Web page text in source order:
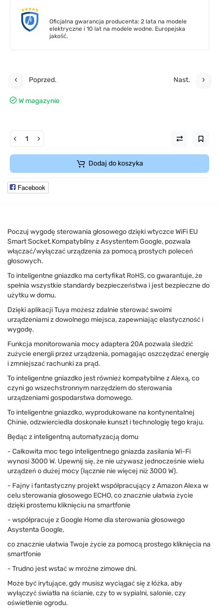
Oficjalna gwarancja producenta: 2 lata na modele
elektryczne i 10 lat na modele wodne. Europejska
jakość.
Poprzed. Nast.
W magazynie
Dodaj do koszyka
Facebook
Poczuj wygodę sterowania głosowego dzięki wtyczce WiFi EU
Smart Socket.Kompatybilny z Asystentem Google, pozwala
włączać/wyłączać urządzenia za pomocą prostych poleceń
głosowych.
To inteligentne gniazdko ma certyfikat RoHS, co gwarantuje, że
spełnia wszystkie standardy bezpieczeństwa i jest bezpieczne do
użytku w domu.
Dzięki aplikacji Tuya możesz zdalnie sterować swoimi
urządzeniami z dowolnego miejsca, zapewniając elastyczność i
wygodę.
Funkcja monitorowania mocy adaptera 20A pozwala śledzić
zużycie energii przez urządzenia, pomagając oszczędzać energię
i zmniejszać rachunki za prąd.
To inteligentne gniazdko jest również kompatybilne z Alexą, co
czyni go wszechstronnym narzędziem do sterowania
urządzeniami gospodarstwa domowego.
To inteligentne gniazdko, wyprodukowane na kontynentalnej
Chinie, odzwierciedla doskonałe kunszt i technologię tego kraju.
Będąc z inteligentną automatyzacją domu
- Całkowita moc tego inteligentnego gniazda zasilania Wi-Fi
wynosi 3000 W. Upewnij się, że nie używasz jednocześnie wielu
urządzeń o dużej mocy (łącznie nie więcej niż 3000 W).
- Fajny i fantastyczny projekt współpracujący z Amazon Alexa w
celu sterowania głosowego ECHO, co znacznie ułatwia życie
dzięki prostemu kliknięciu na smartfonie
- współpracuje z Google Home dla sterowania głosowego
Asystenta Google,
co znacznie ułatwia Twoje życie za pomocą prostego kliknięcia na
smartfonie
- Trudno jest wstać w mroźne zimowe dni.
Może być irytujące, gdy musisz wyciągać się z łóżka, aby
wyłączyć światła na ścianie, czy to w sypialni, salonie, czy
oświetlenie ogrodu.